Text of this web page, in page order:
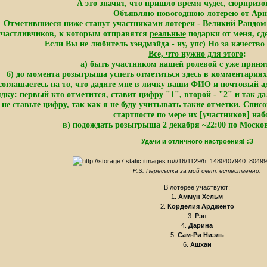
А это значит, что пришло время чудес,
Объявляю новогоднюю лотерею от
Отметившиеся ниже станут участниками лотереи - Великий Рандом
к которым отправятся реальныеподарки от меня,
Если Вы не любитель хэндмэйда - ну, упс) Но за
Все, что нужно для этого:
а) быть участником нашей ролевой с уже
б) до момента розыгрыша успеть отметиться здесь в
на то, что дадите мне в личку ваши ФИО и почтовый
первый кто отметится, ставит цифру "1", второй - "2" и так
ставьте цифру, так как я не буду учитывать такие отметки.
стартпосте по мере их [участников]
в) подождать розыгрыша 2 декабря ~22:00 по
Удачи и отличного настроения! :З
P.S. Пересылка за мой счет, естественно.
В лотерее участвуют:
1. Аммун Хельм
2. Корделия Ардженто
3. Рэн
4. Дарина
5. Сам-Ри Ниэль
6. Ашхаи